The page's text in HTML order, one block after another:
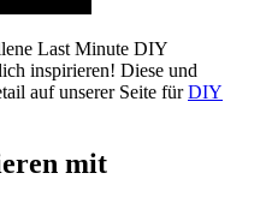
Last Minute DIY
inspirieren! Diese und
auf unserer Seite fürDIY
mit